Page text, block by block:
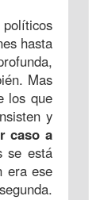
hasta
Mas
los que
y
caso a
se está
era ese